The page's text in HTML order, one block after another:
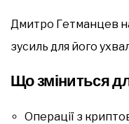
Дмитро Гетманцев
зусиль для його
Що зміниться
Операції з